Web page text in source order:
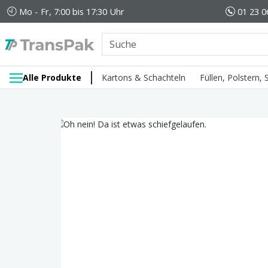
Mo - Fr, 7:00 bis 17:30 Uhr 01 23
Alle Produkte Kartons & Schachteln Füllen, Polstern,